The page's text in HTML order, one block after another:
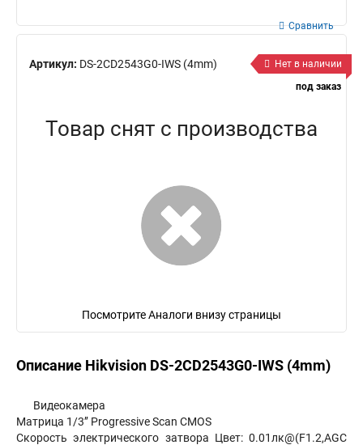
Артикул: DS-2CD2543G0-IWS (4mm)
Сравнить
Нет в наличии
под заказ
Товар снят с производства
Посмотрите Аналоги внизу страницы
Описание Hikvision DS-2CD2543G0-IWS (4mm)
Видеокамера
Матрица 1/3’’ Progressive Scan CMOS
Скорость электрического затвора Цвет: 0.01лк@(F1.2,AGC